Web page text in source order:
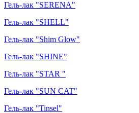
Гель-лак "SERENA"
Гель-лак "SHELL"
Гель-лак "Shim Glow"
Гель-лак "SHINE"
Гель-лак "STAR "
Гель-лак "SUN CAT"
Гель-лак "Tinsel"